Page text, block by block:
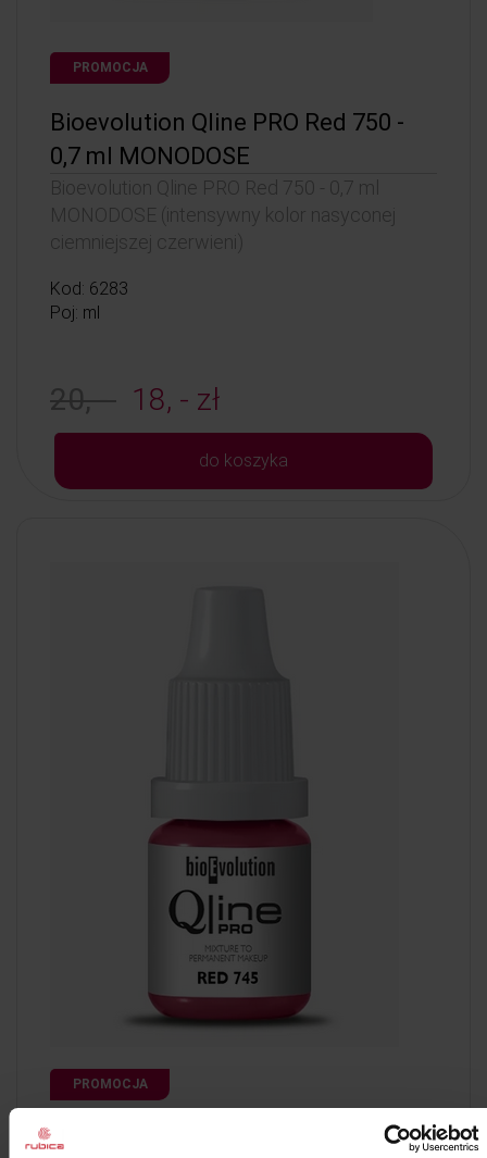
PROMOCJA
Bioevolution Qline PRO Red 750 -
0,7 ml MONODOSE
Bioevolution Qline PRO Red 750 - 0,7 ml
MONODOSE (intensywny kolor nasyconej
ciemniejszej czerwieni)
Kod: 6283
Poj: ml
20, - 18, - zł
do koszyka
PROMOCJA
Bioevolution Qline PRO Red 745 - 5